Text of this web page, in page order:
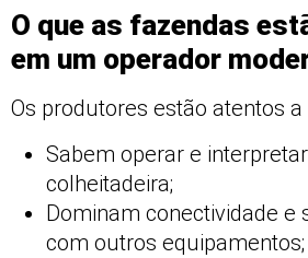
O que as fazendas
em um operador
Os produtores estão atentos
Sabem operar e
colheitadeira;
Dominam conectividade e
com outros equipamentos;